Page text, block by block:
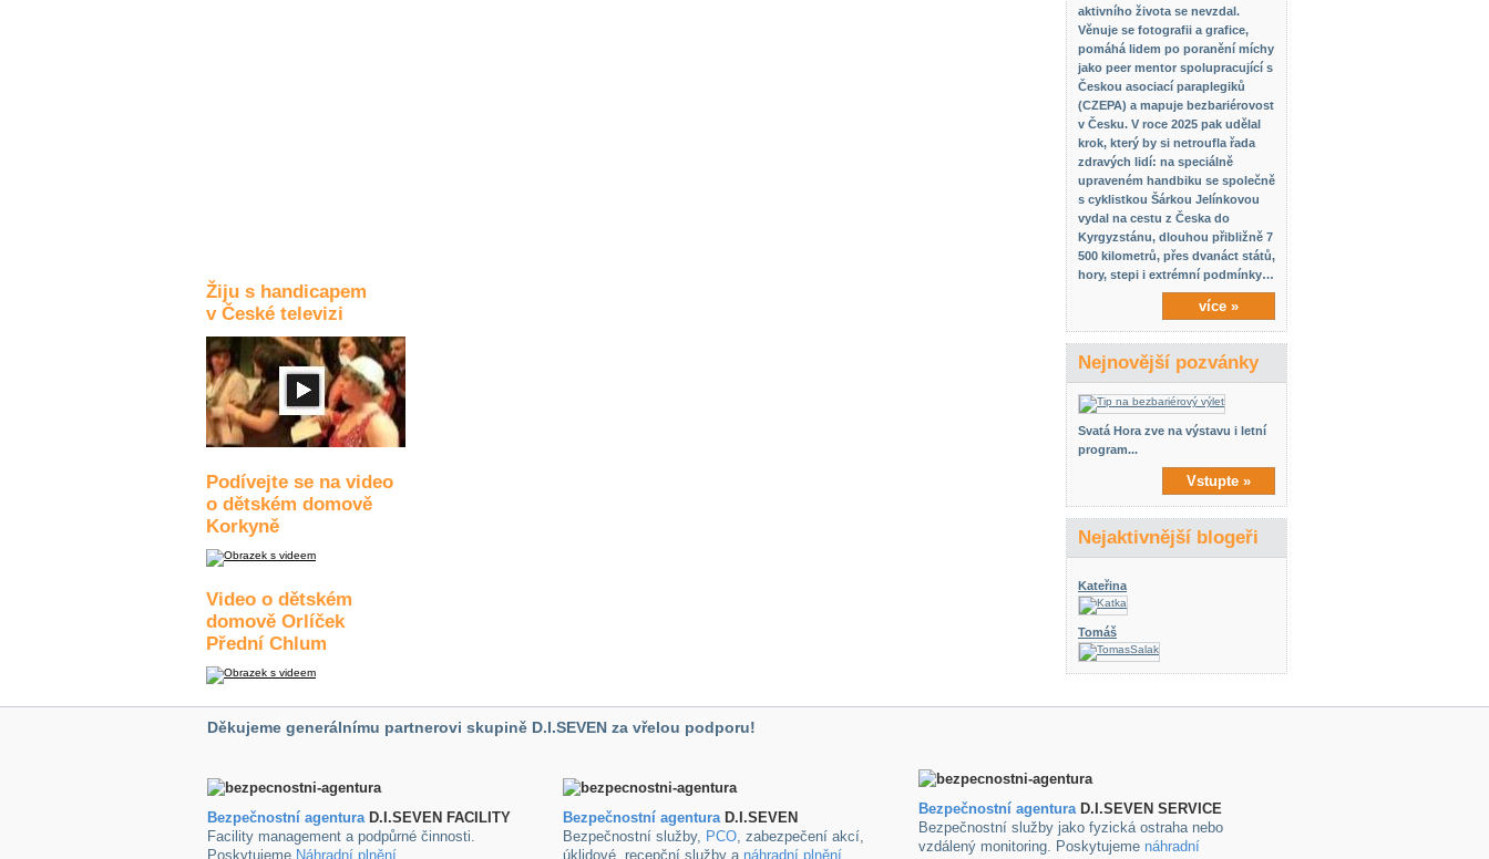
Žiju s handicapem
v České televizi
Podívejte se na video
o dětském domově
Korkyně
Video o dětském
domově Orlíček
Přední Chlum
aktivního života se nevzdal.
Věnuje se fotografii a grafice,
pomáhá lidem po poranění míchy
jako peer mentor spolupracující s
Českou asociací paraplegiků
(CZEPA) a mapuje bezbariérovost
v Česku. V roce 2025 pak udělal
krok, který by si netroufla řada
zdravých lidí: na speciálně
upraveném handbiku se společně
s cyklistkou Šárkou Jelínkovou
vydal na cestu z Česka do
Kyrgyzstánu, dlouhou přibližně 7
500 kilometrů, přes dvanáct států,
hory, stepi i extrémní podmínky…
více »
Nejnovější pozvánky
Svatá Hora zve na výstavu i letní
program...
Vstupte »
Nejaktivnější blogeři
Kateřina
Tomáš
Děkujeme generálnímu partnerovi skupině D.I.SEVEN za vřelou podporu!
Bezpečnostní agenturaD.I.SEVEN FACILITY
Facility management a podpůrné činnosti.
Poskytujeme Náhradní plnění
Bezpečnostní agenturaD.I.SEVEN
Bezpečnostní služby, PCO, zabezpečení akcí,
úklidové ,recepční služby a náhradní plnění
Bezpečnostní agenturaD.I.SEVEN SERVICE
Bezpečnostní služby jako fyzická ostraha nebo
vzdálený monitoring. Poskytujeme náhradní